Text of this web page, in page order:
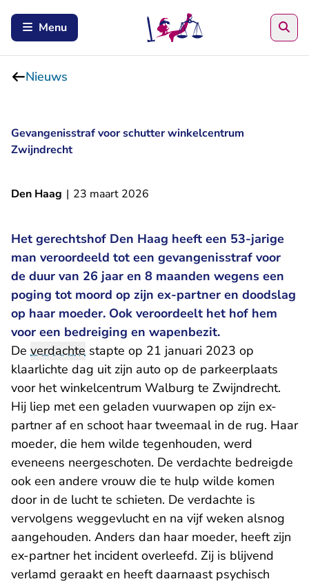
Menu
Nieuws
Gevangenisstraf voor schutter winkelcentrum
Zwijndrecht
Den Haag | 23 maart 2026
Het gerechtshof Den Haag heeft een 53-jarige
man veroordeeld tot een gevangenisstraf voor
de duur van 26 jaar en 8 maanden wegens een
poging tot moord op zijn ex-partner en doodslag
op haar moeder. Ook veroordeelt het hof hem
voor een bedreiging en wapenbezit.
De verdachte stapte op 21 januari 2023 op
klaarlichte dag uit zijn auto op de parkeerplaats
voor het winkelcentrum Walburg te Zwijndrecht.
Hij liep met een geladen vuurwapen op zijn ex-
partner af en schoot haar tweemaal in de rug. Haar
moeder, die hem wilde tegenhouden, werd
eveneens neergeschoten. De verdachte bedreigde
ook een andere vrouw die te hulp wilde komen
door in de lucht te schieten. De verdachte is
vervolgens weggevlucht en na vijf weken alsnog
aangehouden. Anders dan haar moeder, heeft zijn
ex-partner het incident overleefd. Zij is blijvend
verlamd geraakt en heeft daarnaast psychisch